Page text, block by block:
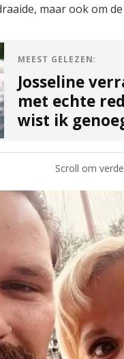
maar ook om
MEEST GELEZEN:
Josseline
met echte
wist ik
Scroll om